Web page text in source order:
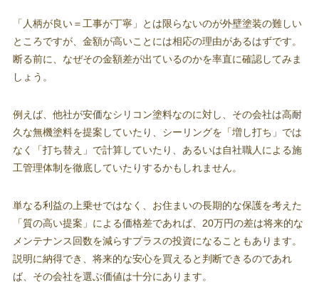
「人柄が良い＝工事が丁寧」とは限らないのが外壁塗装の難しい
ところですが、金額が高いことには相応の理由があるはずです。
断る前に、なぜその金額差が出ているのかを率直に確認してみま
しょう。
例えば、他社が安価なシリコン塗料なのに対し、その会社は高耐
久な無機塗料を提案していたり、シーリングを「増し打ち」では
なく「打ち替え」で計算していたり、あるいは自社職人による施
工管理体制を徹底していたりするかもしれません。
単なる利益の上乗せではなく、お住まいの長期的な保護を考えた
「質の高い提案」による価格差であれば、20万円の差は将来的な
メンテナンス回数を減らすプラスの投資になることもあります。
説明に納得でき、将来的な安心を買えると判断できるのであれ
ば、その会社を選ぶ価値は十分にあります。